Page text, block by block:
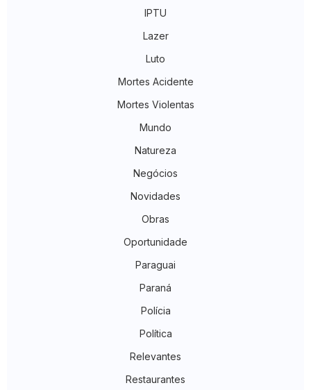
IPTU
Lazer
Luto
Mortes Acidente
Mortes Violentas
Mundo
Natureza
Negócios
Novidades
Obras
Oportunidade
Paraguai
Paraná
Polícia
Política
Relevantes
Restaurantes